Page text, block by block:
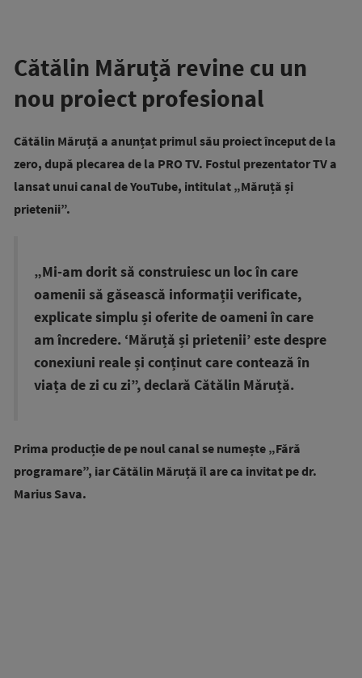
Cătălin Măruță revine cu un
nou proiect profesional
Cătălin Măruță a anunțat primul său proiect început de la
zero, după plecarea de la PRO TV. Fostul prezentator TV a
lansat unui canal de YouTube, intitulat „Măruță și
prietenii”.
„Mi-am dorit să construiesc un loc în care
oamenii să găsească informații verificate,
explicate simplu și oferite de oameni în care
am încredere. ‘Măruță și prietenii’ este despre
conexiuni reale și conținut care contează în
viața de zi cu zi”, declară Cătălin Măruță.
Prima producție de pe noul canal se numește „Fără
programare”, iar Cătălin Măruță îl are ca invitat pe dr.
Marius Sava.